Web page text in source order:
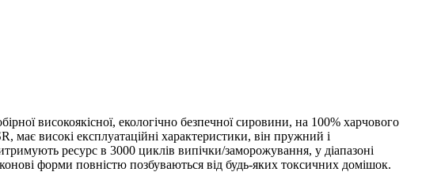
високоякісної, екологічно безпечної сировини, на 100% харчового
має високі експлуатаційні характеристики, він пружний і
ресурс в 3000 циклів випічки/заморожування, у діапазоні
форми повністю позбуваються від будь-яких токсичних домішок.